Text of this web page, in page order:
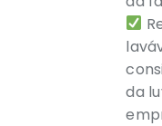
da